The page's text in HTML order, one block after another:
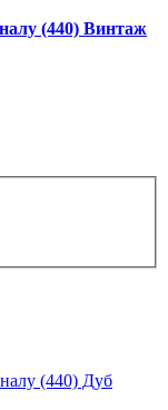
(440) Винтаж